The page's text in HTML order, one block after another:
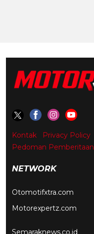
Kontak Privacy Policy
Pedoman Pemberitaan
NETWORK
Otomotifxtra.com
Motorexpertz.com
Semaraknews.co.id